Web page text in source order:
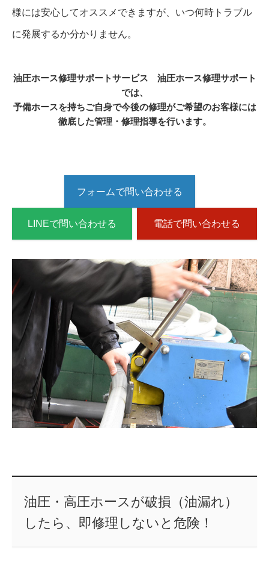
様には安心してオススメできますが、いつ何時トラブル
に発展するか分かりません。
油圧ホース修理サポートサービス 油圧ホース修理サポート
では、
予備ホースを持ちご自身で今後の修理がご希望のお客様には
徹底した管理・修理指導を行います。
フォームで問い合わせる
LINEで問い合わせる 電話で問い合わせる
油圧・高圧ホースが破損（油漏れ）
したら、即修理しないと危険！